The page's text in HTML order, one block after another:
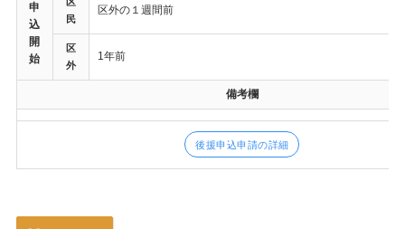
申
込
開
始
民
区外の１週間前
区
外
1年前
備考欄
後援申込申請の詳細